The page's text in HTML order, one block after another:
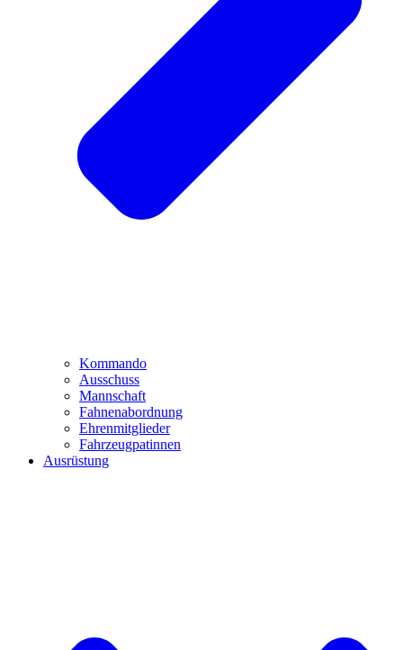
Kommando
Ausschuss
Mannschaft
Fahnenabordnung
Ehrenmitglieder
Fahrzeugpatinnen
Ausrüstung